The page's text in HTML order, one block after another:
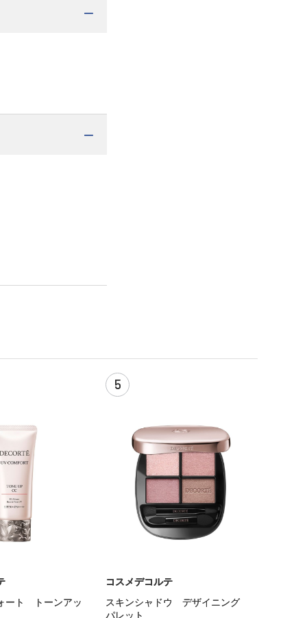
ート トーンアッ
5
コスメデコルテ
スキンシャドウ デザイニング
パレット